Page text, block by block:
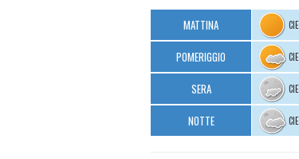
MATTINA
POMERIGGIO
SERA
NOTTE